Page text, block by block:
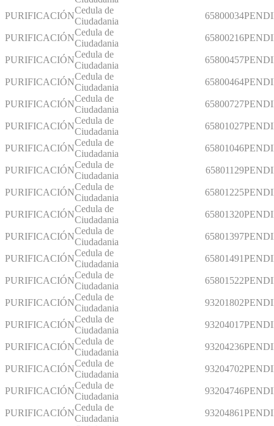
PURIFICACIÓN
Cedula de
Ciudadania
65800034
PURIFICACIÓN
Cedula de
Ciudadania
65800216
PURIFICACIÓN
Cedula de
Ciudadania
65800457
PURIFICACIÓN
Cedula de
Ciudadania
65800464
PURIFICACIÓN
Cedula de
Ciudadania
65800727
PURIFICACIÓN
Cedula de
Ciudadania
65801027
PURIFICACIÓN
Cedula de
Ciudadania
65801046
PURIFICACIÓN
Cedula de
Ciudadania
65801129
PURIFICACIÓN
Cedula de
Ciudadania
65801225
PURIFICACIÓN
Cedula de
Ciudadania
65801320
PURIFICACIÓN
Cedula de
Ciudadania
65801397
PURIFICACIÓN
Cedula de
Ciudadania
65801491
PURIFICACIÓN
Cedula de
Ciudadania
65801522
PURIFICACIÓN
Cedula de
Ciudadania
93201802
PURIFICACIÓN
Cedula de
Ciudadania
93204017
PURIFICACIÓN
Cedula de
Ciudadania
93204236
PURIFICACIÓN
Cedula de
Ciudadania
93204702
PURIFICACIÓN
Cedula de
Ciudadania
93204746
PURIFICACIÓN
Cedula de
Ciudadania
93204861